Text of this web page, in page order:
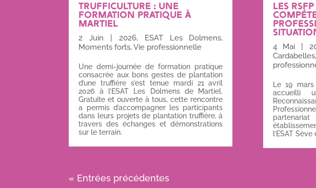
TRUFFICULTURE : UNE
FORMATION PRATIQUE À
MARTIEL
2 Juin 2026, ESAT Les Dolmens,
Moments forts,Vie professionnelle
Une demi-journée de formation pratique
consacrée aux bons gestes de plantation
d’une truffière s’est tenue mardi 21 avril
2026 à l’ESAT Les Dolmens de Martiel.
Gratuite et ouverte à tous, cette rencontre
a permis d’accompagner les participants
dans leurs projets de plantation truffière, à
travers des échanges et démonstrations
sur le terrain.
LES
4 Mai |
Cardabelles
Le 19
accueilli
l’ESAT
« Entrées précédentes